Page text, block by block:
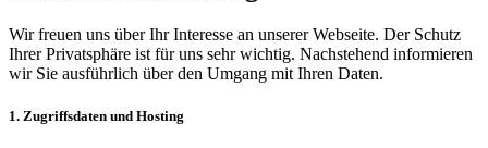
Wir freuen uns über Ihr Interesse an unserer Webseite. Der Schutz
Ihrer Privatsphäre ist für uns sehr wichtig. Nachstehend informieren
wir Sie ausführlich über den Umgang mit Ihren Daten.
1. Zugriffsdaten und Hosting